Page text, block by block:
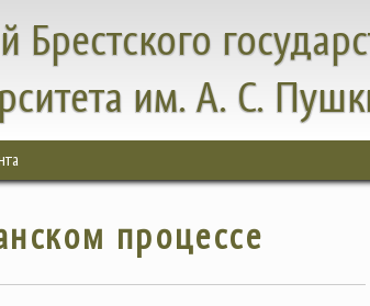
Брестского
им. А. С.
процессе